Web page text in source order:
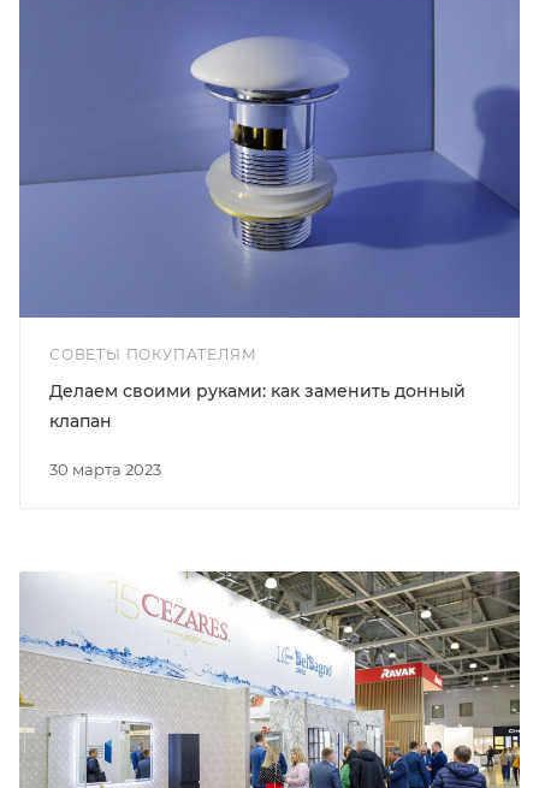
СОВЕТЫ ПОКУПАТЕЛЯМ
30 марта 2023
Делаем своими руками: как заменить донный
клапан